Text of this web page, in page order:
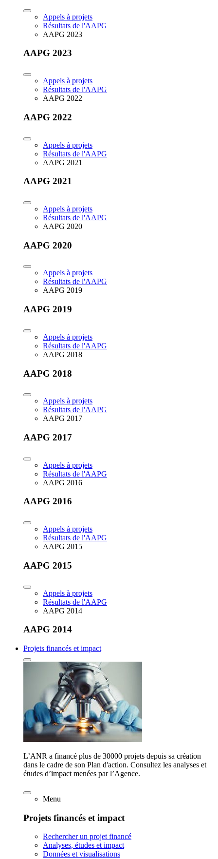
Appels à projets
Résultats de l'AAPG
AAPG 2023
AAPG 2023
Appels à projets
Résultats de l'AAPG
AAPG 2022
AAPG 2022
Appels à projets
Résultats de l'AAPG
AAPG 2021
AAPG 2021
Appels à projets
Résultats de l'AAPG
AAPG 2020
AAPG 2020
Appels à projets
Résultats de l'AAPG
AAPG 2019
AAPG 2019
Appels à projets
Résultats de l'AAPG
AAPG 2018
AAPG 2018
Appels à projets
Résultats de l'AAPG
AAPG 2017
AAPG 2017
Appels à projets
Résultats de l'AAPG
AAPG 2016
AAPG 2016
Appels à projets
Résultats de l'AAPG
AAPG 2015
AAPG 2015
Appels à projets
Résultats de l'AAPG
AAPG 2014
AAPG 2014
Projets financés et impact
L’ANR a financé plus de 30000 projets depuis sa création
dans le cadre de son Plan d'action. Consultez les analyses et
études d’impact menées par l’Agence.
Menu
Projets financés et impact
Rechercher un projet financé
Analyses, études et impact
Données et visualisations